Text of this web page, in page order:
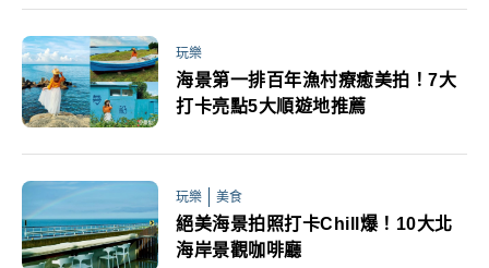
玩樂
海景第一排百年漁村療癒美拍！7大
打卡亮點5大順遊地推薦
玩樂 美食
絕美海景拍照打卡Chill爆！10大北
海岸景觀咖啡廳